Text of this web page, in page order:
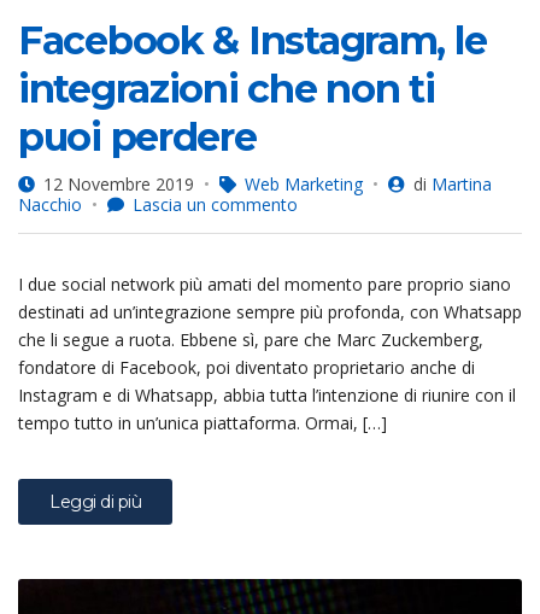
Facebook & Instagram, le
integrazioni che non ti
puoi perdere
12 Novembre 2019 Web Marketing di Martina
Nacchio
Lascia un commento
le
integrazioni
che
non
ti
puoi
perdere
I due social network più amati del momento pare proprio siano
destinati ad un’integrazione sempre più profonda, con Whatsapp
che li segue a ruota. Ebbene sì, pare che Marc Zuckemberg,
fondatore di Facebook, poi diventato proprietario anche di
Instagram e di Whatsapp, abbia tutta l’intenzione di riunire con il
tempo tutto in un’unica piattaforma. Ormai, […]
Leggi di più